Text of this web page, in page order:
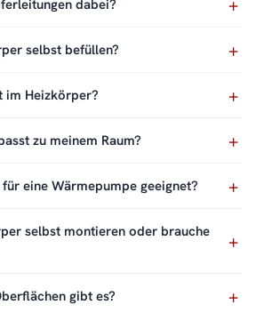
dabei?
selbst befüllen?
im Heizkörper?
zu meinem Raum?
eine Wärmepumpe geeignet?
selbst montieren oder brauche
gibt es?